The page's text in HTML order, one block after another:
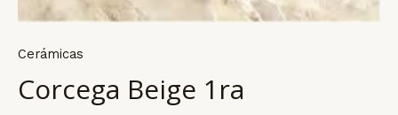
Cerámicas
Corcega Beige 1ra